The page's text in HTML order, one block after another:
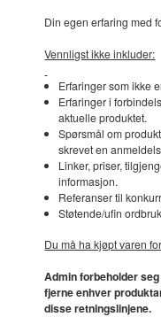
Din egen erfaring med
Vennligst ikke inkluder:
Erfaringer som ikke
Erfaringer i
aktuelle produktet.
Spørsmål om
skrevet en
Linker, priser,
informasjon.
Referanser til
Støtende/ufin
Du må ha kjøpt varen
Admin forbeholder
fjerne enhver
disse retningslinjene.